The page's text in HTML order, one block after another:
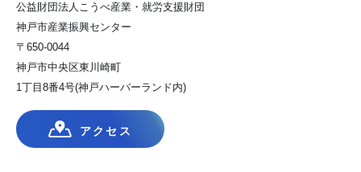
公益財団法人こうべ産業・就労支援財団
神戸市産業振興センター
〒650-0044
神戸市中央区東川崎町
1丁目8番4号(神戸ハーバーランド内)
アクセス